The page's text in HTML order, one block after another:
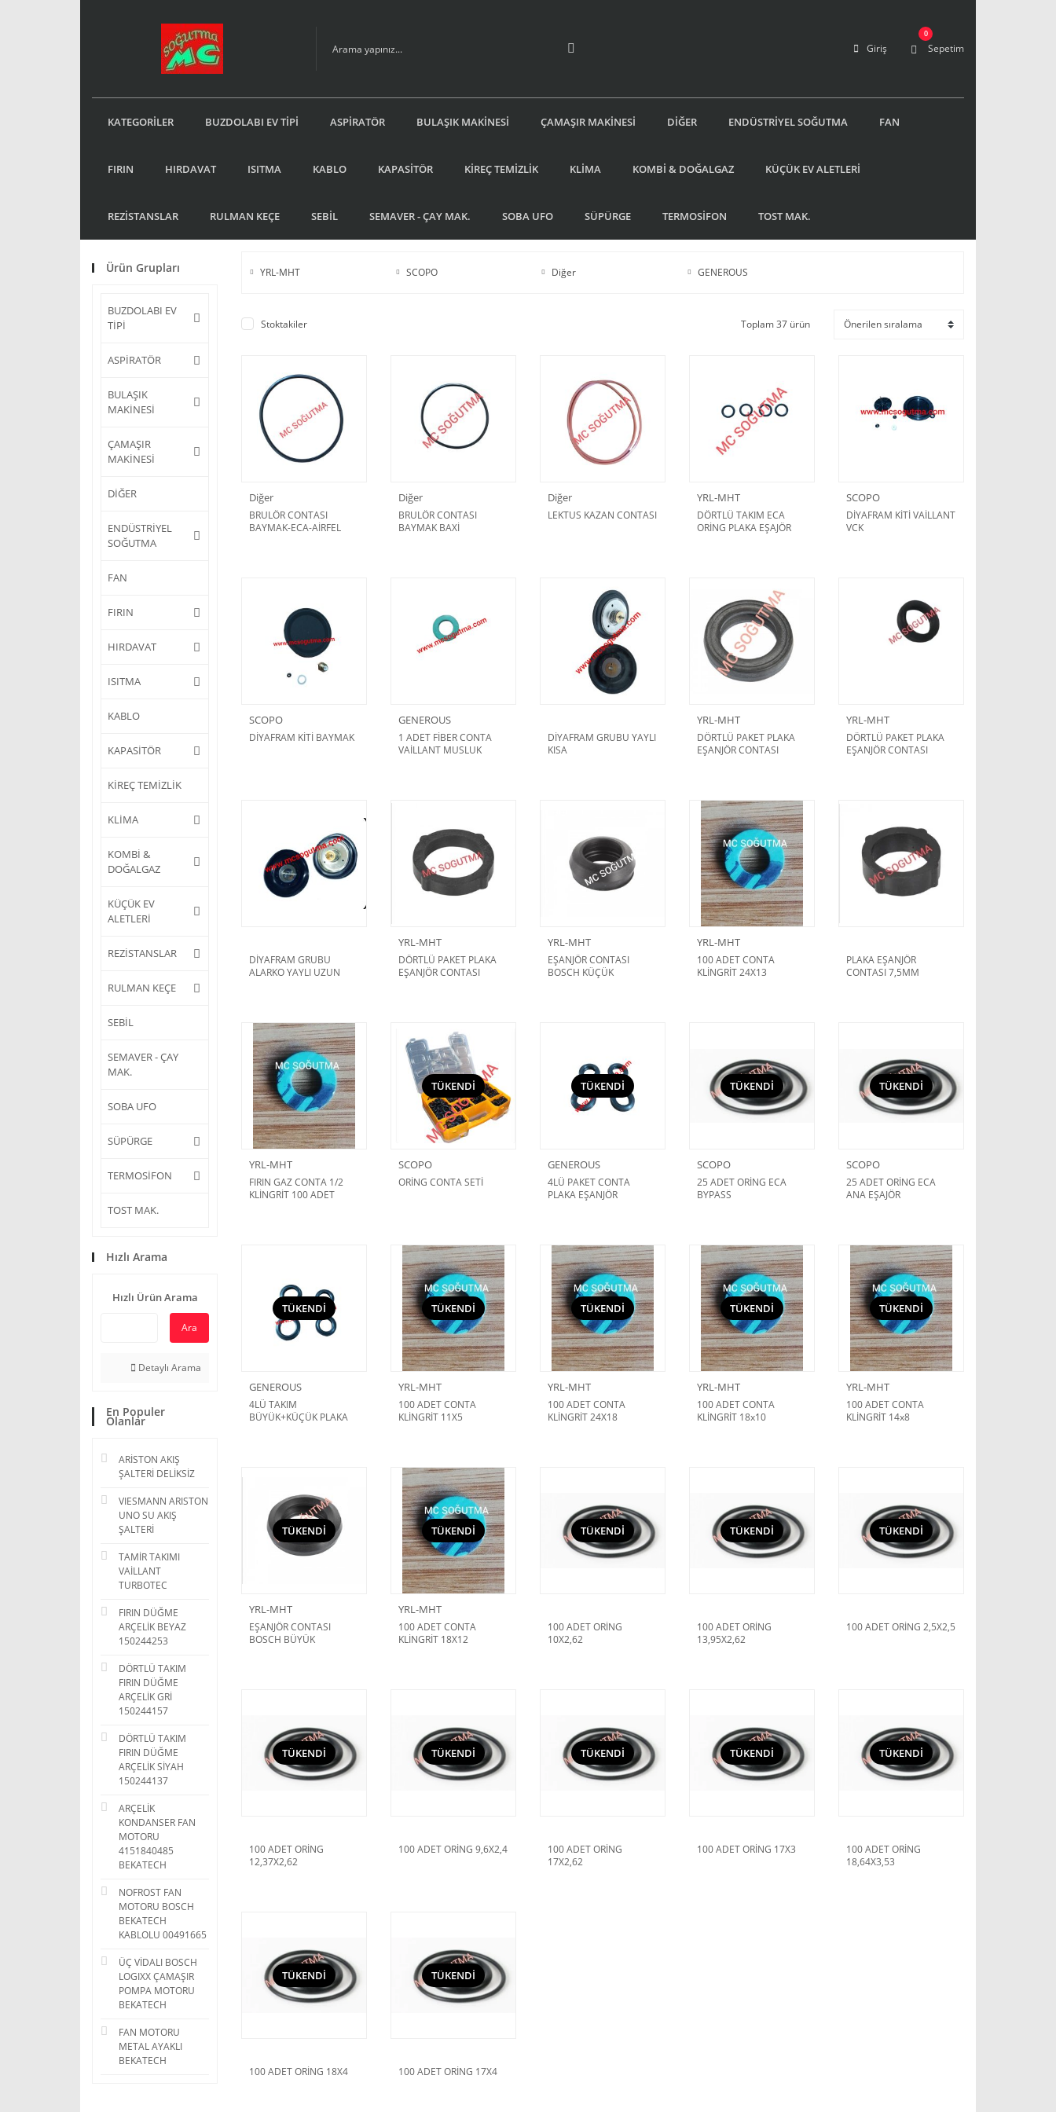
Giriş Sepetim
0
KATEGORİLER BUZDOLABI EV TİPİ ASPİRATÖR BULAŞIK MAKİNESİ ÇAMAŞIR MAKİNESİ DİĞER ENDÜSTRİYEL SOĞUTMA FAN
FIRIN HIRDAVAT ISITMA KABLO KAPASİTÖR KİREÇ TEMİZLİK KLİMA KOMBİ & DOĞALGAZ KÜÇÜK EV ALETLERİ
REZİSTANSLAR RULMAN KEÇE SEBİL SEMAVER - ÇAY MAK. SOBA UFO SÜPÜRGE TERMOSİFON TOST MAK.
Ürün Grupları
BUZDOLABI EV
TİPİ
ASPİRATÖR
BULAŞIK
MAKİNESİ
ÇAMAŞIR
MAKİNESİ
DİĞER
ENDÜSTRİYEL
SOĞUTMA
FAN
FIRIN
HIRDAVAT
ISITMA
KABLO
KAPASİTÖR
KİREÇ TEMİZLİK
KLİMA
KOMBİ &
DOĞALGAZ
KÜÇÜK EV
ALETLERİ
REZİSTANSLAR
RULMAN KEÇE
SEBİL
SEMAVER - ÇAY
MAK.
SOBA UFO
SÜPÜRGE
TERMOSİFON
TOST MAK.
Hızlı Arama
Hızlı Ürün Arama
Ara
Detaylı Arama
En Populer
Olanlar
ARİSTON AKIŞ
ŞALTERİ DELİKSİZ
VIESMANN ARISTON
UNO SU AKIŞ
ŞALTERİ
TAMİR TAKIMI
VAİLLANT
TURBOTEC
FIRIN DÜĞME
ARÇELİK BEYAZ
150244253
DÖRTLÜ TAKIM
FIRIN DÜĞME
ARÇELİK GRİ
150244157
DÖRTLÜ TAKIM
FIRIN DÜĞME
ARÇELİK SİYAH
150244137
ARÇELİK
KONDANSER FAN
MOTORU
4151840485
BEKATECH
NOFROST FAN
MOTORU BOSCH
BEKATECH
KABLOLU 00491665
ÜÇ VİDALI BOSCH
LOGIXX ÇAMAŞIR
POMPA MOTORU
BEKATECH
FAN MOTORU
METAL AYAKLI
BEKATECH
YRL-MHT SCOPO Diğer GENEROUS
Stoktakiler Toplam 37 ürün
Diğer
BRULÖR CONTASI
BAYMAK-ECA-AİRFEL
Diğer
BRULÖR CONTASI
BAYMAK BAXİ
Diğer
LEKTUS KAZAN CONTASI
YRL-MHT
DÖRTLÜ TAKIM ECA
ORİNG PLAKA EŞAJÖR
SCOPO
DİYAFRAM KİTİ VAİLLANT
VCK
SCOPO
DİYAFRAM KİTİ BAYMAK
GENEROUS
1 ADET FİBER CONTA
VAİLLANT MUSLUK
DİYAFRAM GRUBU YAYLI
KISA
YRL-MHT
DÖRTLÜ PAKET PLAKA
EŞANJÖR CONTASI
YRL-MHT
DÖRTLÜ PAKET PLAKA
EŞANJÖR CONTASI
DİYAFRAM GRUBU
ALARKO YAYLI UZUN
YRL-MHT
DÖRTLÜ PAKET PLAKA
EŞANJÖR CONTASI
YRL-MHT
EŞANJÖR CONTASI
BOSCH KÜÇÜK
YRL-MHT
100 ADET CONTA
KLİNGRİT 24X13
PLAKA EŞANJÖR
CONTASI 7,5MM
YRL-MHT
FIRIN GAZ CONTA 1/2
KLİNGRİT 100 ADET
TÜKENDİ
SCOPO
ORİNG CONTA SETİ
TÜKENDİ
GENEROUS
4LÜ PAKET CONTA
PLAKA EŞANJÖR
TÜKENDİ
SCOPO
25 ADET ORİNG ECA
BYPASS
TÜKENDİ
SCOPO
25 ADET ORİNG ECA
ANA EŞAJÖR
TÜKENDİ
GENEROUS
4LÜ TAKIM
BÜYÜK+KÜÇÜK PLAKA
TÜKENDİ
YRL-MHT
100 ADET CONTA
KLİNGRİT 11X5
TÜKENDİ
YRL-MHT
100 ADET CONTA
KLİNGRİT 24X18
TÜKENDİ
YRL-MHT
100 ADET CONTA
KLİNGRİT 18x10
TÜKENDİ
YRL-MHT
100 ADET CONTA
KLİNGRİT 14x8
TÜKENDİ
YRL-MHT
EŞANJÖR CONTASI
BOSCH BÜYÜK
TÜKENDİ
YRL-MHT
100 ADET CONTA
KLİNGRİT 18X12
TÜKENDİ
100 ADET ORİNG
10X2,62
TÜKENDİ
100 ADET ORİNG
13,95X2,62
TÜKENDİ
100 ADET ORİNG 2,5X2,5
TÜKENDİ
100 ADET ORİNG
12,37X2,62
TÜKENDİ
100 ADET ORİNG 9,6X2,4
TÜKENDİ
100 ADET ORİNG
17X2,62
TÜKENDİ
100 ADET ORİNG 17X3
TÜKENDİ
100 ADET ORİNG
18,64X3,53
TÜKENDİ
100 ADET ORİNG 18X4
TÜKENDİ
100 ADET ORİNG 17X4